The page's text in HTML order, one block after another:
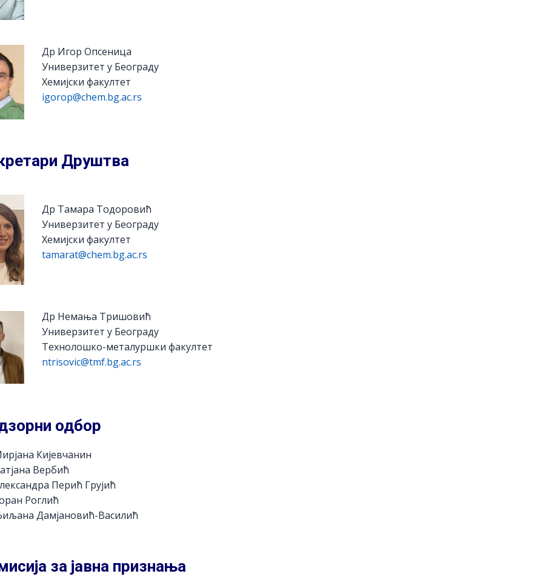
Др Игор Опсеница
Универзитет у Београду
Хемијски факултет
igorop@chem.bg.ac.rs
Друштва
Др Тамара Тодоровић
Универзитет у Београду
Хемијски факултет
tamarat@chem.bg.ac.rs
Др Немања Тришовић
Универзитет у Београду
Технолошко-металуршки факултет
ntrisovic@tmf.bg.ac.rs
одбор
Кијевчанин
Вербић
Перић Грујић
Роглић
Дамјановић-Василић
за јавна признања